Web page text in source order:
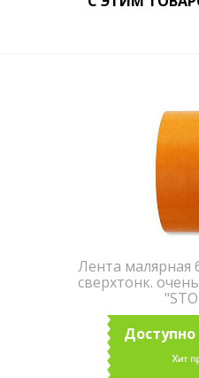
Лента малярная
сверхтонк.